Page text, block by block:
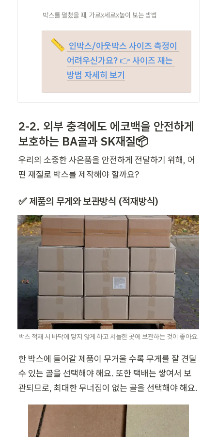
박스를 펼쳤을 때, 가로x세로x높이 보는 방법
📏
어려우신가요? 👉 사이즈 재는
방법 자세히 보기
2-2. 외부 충격에도 에코백을 안전하게
보호하는 BA골과 SK재질📦
우리의 소중한 사은품을 안전하게 전달하기 위해, 어
떤 재질로 박스를 제작해야 할까요?
✅ 제품의 무게와 보관방식 (적재방식)
박스 적재 시 바닥에 닿지 않게 하고 서늘한 곳에 보관하는 것이 좋아요.
한 박스에 들어갈 제품이 무거울 수록 무게를 잘 견딜
수 있는 골을 선택해야 해요. 또한 택배는 쌓여서 보